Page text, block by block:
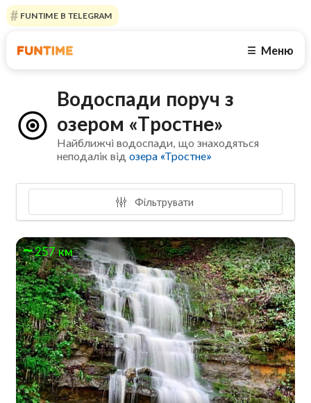
FUNTIME В TELEGRAM
☰ Меню
Водоспади поруч з
озером «Тростне»
Найближчі водоспади, що знаходяться
неподалік відозера «Тростне»
Фільтрувати
257 км